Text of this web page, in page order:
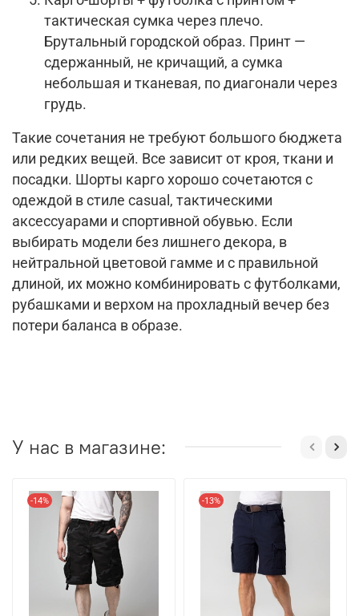
тактическая сумка через плечо.
Брутальный городской образ. Принт —
сдержанный, не кричащий, а сумка
небольшая и тканевая, по диагонали через
грудь.
Такие сочетания не требуют большого бюджета
или редких вещей. Все зависит от кроя, ткани и
посадки. Шорты карго хорошо сочетаются с
одеждой в стиле casual, тактическими
аксессуарами и спортивной обувью. Если
выбирать модели без лишнего декора, в
нейтральной цветовой гамме и с правильной
длиной, их можно комбинировать с футболками,
рубашками и верхом на прохладный вечер без
потери баланса в образе.
У нас в магазине:
-14% -13%